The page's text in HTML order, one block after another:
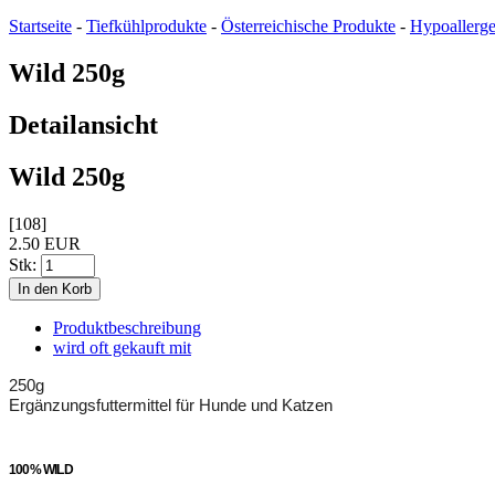
Startseite - Tiefkühlprodukte - Österreichische Produkte -
Wild 250g
Detailansicht
Wild 250g
[108]
2.50 EUR
Stk:
Produktbeschreibung
wird oft gekauft mit
250g
Ergänzungsfuttermittel für Hunde und Katzen
100% WILD